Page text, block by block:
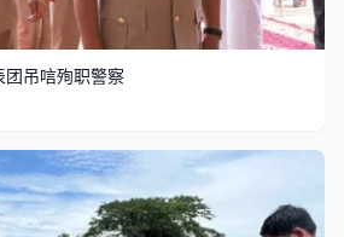
团吊唁殉职警察